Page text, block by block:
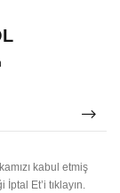
kabul etmiş
Et’i tıklayın.